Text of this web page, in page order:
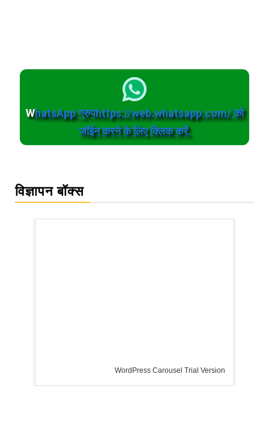
WhatsApp ग्रुपhttps://web.whatsapp.com/ को
जॉईन करने के लिए क्लिक करें.
विज्ञापन बॉक्स
WordPress Carousel Trial Version